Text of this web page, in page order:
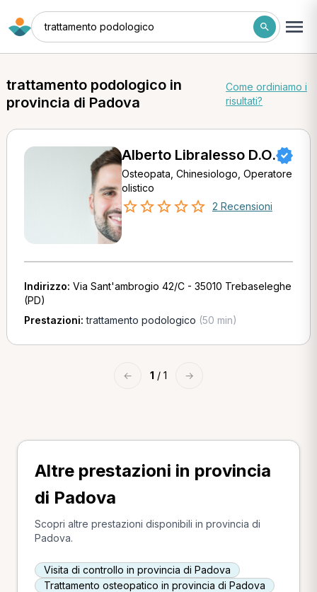
trattamento podologico
trattamento podologico in
provincia di Padova
Come ordiniamo i
risultati?
Alberto Libralesso D.O.
Osteopata, Chinesiologo, Operatore
olistico
2 Recensioni
Indirizzo: Via Sant'ambrogio 42/C - 35010 Trebaseleghe
(PD)
Prestazioni:trattamento podologico (50 min)
← 1 / 1 →
Altre prestazioni in provincia
di Padova
Scopri altre prestazioni disponibili in provincia di
Padova.
Visita di controllo in provincia di Padova
Trattamento osteopatico in provincia di Padova